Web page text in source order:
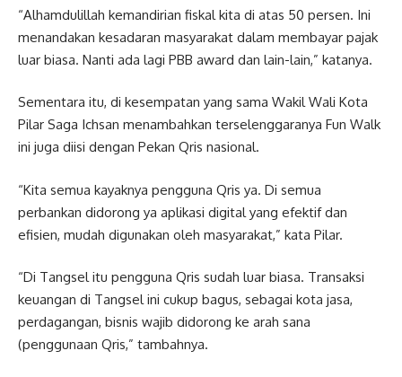
“Alhamdulillah kemandirian fiskal kita di atas 50 persen. Ini
menandakan kesadaran masyarakat dalam membayar pajak
luar biasa. Nanti ada lagi PBB award dan lain-lain,” katanya.
Sementara itu, di kesempatan yang sama Wakil Wali Kota
Pilar Saga Ichsan menambahkan terselenggaranya Fun Walk
ini juga diisi dengan Pekan Qris nasional.
“Kita semua kayaknya pengguna Qris ya. Di semua
perbankan didorong ya aplikasi digital yang efektif dan
efisien, mudah digunakan oleh masyarakat,” kata Pilar.
“Di Tangsel itu pengguna Qris sudah luar biasa. Transaksi
keuangan di Tangsel ini cukup bagus, sebagai kota jasa,
perdagangan, bisnis wajib didorong ke arah sana
(penggunaan Qris,” tambahnya.